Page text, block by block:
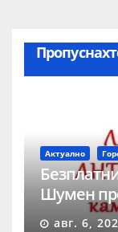
Актуално
Шумен
авг. 6,